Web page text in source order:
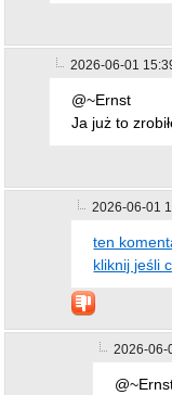
2026-06-01
@~Ernst
Ja już to
2026-06-01
ten
kliknij jeśli
2026-06-